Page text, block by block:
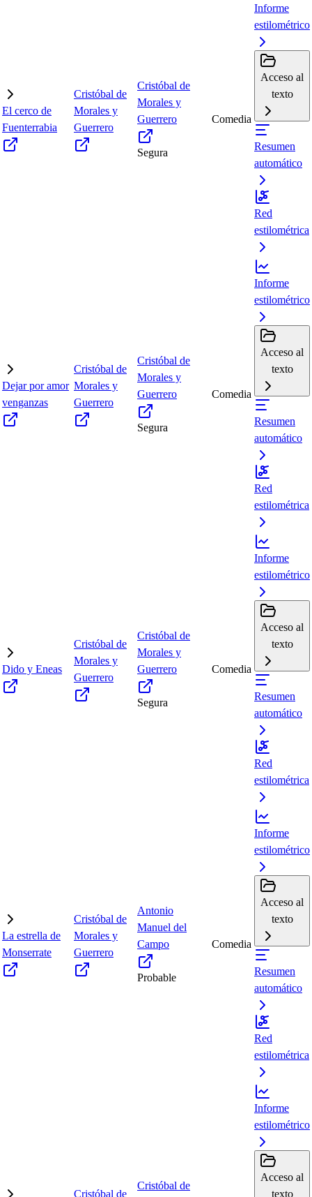
El cerco de
Fuenterrabia
Cristóbal de
Morales y
Guerrero
Cristóbal de
Morales y
Guerrero
Segura
Comedia
Informe
estilométrico
Acceso al
texto
Resumen
automático
Red
estilométrica
Dejar por amor
venganzas
Cristóbal de
Morales y
Guerrero
Cristóbal de
Morales y
Guerrero
Segura
Comedia
Informe
estilométrico
Acceso al
texto
Resumen
automático
Red
estilométrica
Dido y Eneas
Cristóbal de
Morales y
Guerrero
Cristóbal de
Morales y
Guerrero
Segura
Comedia
Informe
estilométrico
Acceso al
texto
Resumen
automático
Red
estilométrica
La estrella de
Monserrate
Cristóbal de
Morales y
Guerrero
Antonio
Manuel del
Campo
Probable
Comedia
Informe
estilométrico
Acceso al
texto
Resumen
automático
Red
estilométrica
Cristóbal de
Cristóbal de
Informe
estilométrico
Acceso al
texto